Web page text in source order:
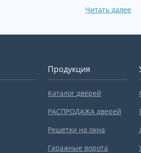
Читать далее
Продукция
Каталог дверей
РАСПРОДАЖА дверей
Решетки на окна
Гаражные ворота